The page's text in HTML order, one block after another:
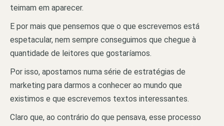
teimam em aparecer.
E por mais que pensemos que o que escrevemos está
espetacular, nem sempre conseguimos que chegue à
quantidade de leitores que gostaríamos.
Por isso, apostamos numa série de estratégias de
marketing para darmos a conhecer ao mundo que
existimos e que escrevemos textos interessantes.
Claro que, ao contrário do que pensava, esse processo